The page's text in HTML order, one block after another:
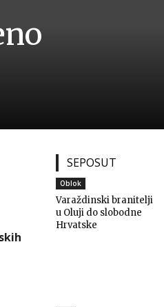
SEPOSUT
Oblok
Varaždinski branitelji
u Oluji do slobodne
Hrvatske